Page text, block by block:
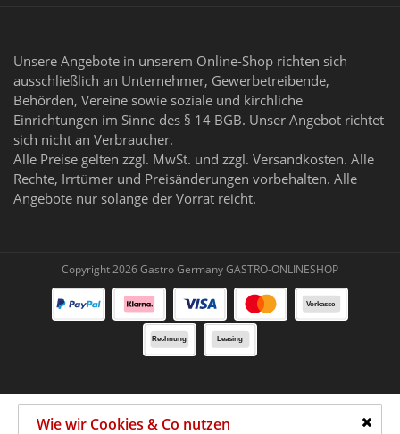
Unsere Angebote in unserem Online-Shop richten sich
ausschließlich an Unternehmer, Gewerbetreibende,
Behörden, Vereine sowie soziale und kirchliche
Einrichtungen im Sinne des § 14 BGB. Unser Angebot richtet
sich nicht an Verbraucher.
Alle Preise gelten zzgl. MwSt. und zzgl. Versandkosten. Alle
Rechte, Irrtümer und Preisänderungen vorbehalten. Alle
Angebote nur solange der Vorrat reicht.
Copyright 2026 Gastro Germany GASTRO-ONLINESHOP
Wie wir Cookies & Co nutzen